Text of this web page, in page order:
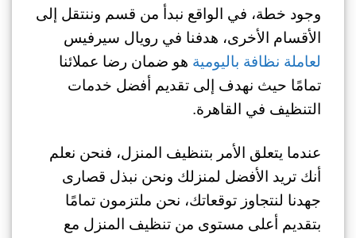
وجود خطة، في الواقع نبدأ من قسم وننتقل إلى
الأقسام الأخرى، هدفنا في رويال سيرفيس
لعاملة نظافة باليومية هو ضمان رضا عملائنا
تمامًا حيث نهدف إلى تقديم أفضل خدمات
التنظيف في القاهرة.
عندما يتعلق الأمر بتنظيف المنزل، فنحن نعلم
أنك تريد الأفضل لمنزلك ونحن نبذل قصارى
جهدنا لنتجاوز توقعاتك، نحن ملتزمون تمامًا
بتقديم أعلى مستوى من تنظيف المنزل مع